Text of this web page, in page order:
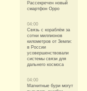
Рассекречен новый
смартфон Oppo
04:00
Связь с кораблём за
сотни миллионов
километров от Земли:
в России
усовершенствовали
системы связи для
дальнего космоса
04:00
Магнитные бури могут